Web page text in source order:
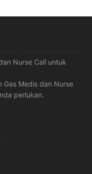
Nurse Call untuk
Gas Medis dan Nurse
perlukan.